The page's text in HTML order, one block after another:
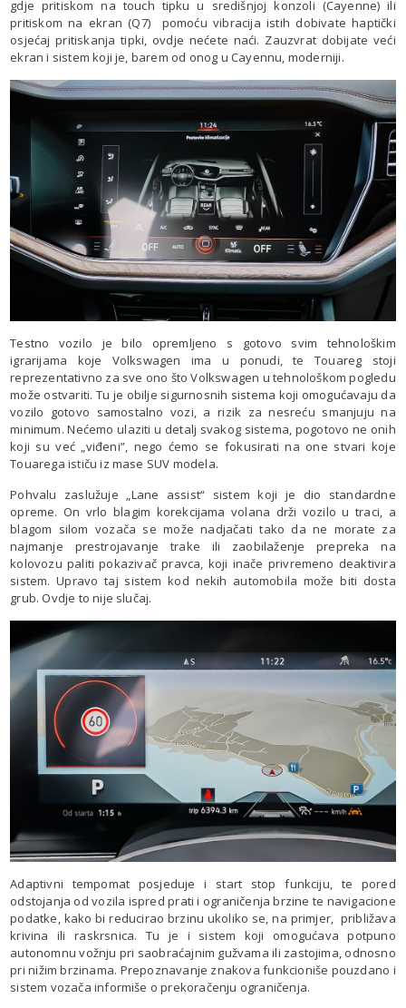
gdje pritiskom na touch tipku u središnjoj konzoli (Cayenne) ili
pritiskom na ekran (Q7) pomoću vibracija istih dobivate haptički
osjećaj pritiskanja tipki, ovdje nećete naći. Zauzvrat dobijate veći
ekran i sistem koji je, barem od onog u Cayennu, moderniji.
Testno vozilo je bilo opremljeno s gotovo svim tehnološkim
igrarijama koje Volkswagen ima u ponudi, te Touareg stoji
reprezentativno za sve ono što Volkswagen u tehnološkom pogledu
može ostvariti. Tu je obilje sigurnosnih sistema koji omogućavaju da
vozilo gotovo samostalno vozi, a rizik za nesreću smanjuju na
minimum. Nećemo ulaziti u detalj svakog sistema, pogotovo ne onih
koji su već „viđeni”, nego ćemo se fokusirati na one stvari koje
Touarega ističu iz mase SUV modela.
Pohvalu zaslužuje „Lane assist“ sistem koji je dio standardne
opreme. On vrlo blagim korekcijama volana drži vozilo u traci, a
blagom silom vozača se može nadjačati tako da ne morate za
najmanje prestrojavanje trake ili zaobilaženje prepreka na
kolovozu paliti pokazivač pravca, koji inače privremeno deaktivira
sistem. Upravo taj sistem kod nekih automobila može biti dosta
grub. Ovdje to nije slučaj.
Adaptivni tempomat posjeduje i start stop funkciju, te pored
odstojanja od vozila ispred prati i ograničenja brzine te navigacione
podatke, kako bi reducirao brzinu ukoliko se, na primjer, približava
krivina ili raskrsnica. Tu je i sistem koji omogućava potpuno
autonomnu vožnju pri saobraćajnim gužvama ili zastojima, odnosno
pri nižim brzinama. Prepoznavanje znakova funkcioniše pouzdano i
sistem vozača informiše o prekoračenju ograničenja.